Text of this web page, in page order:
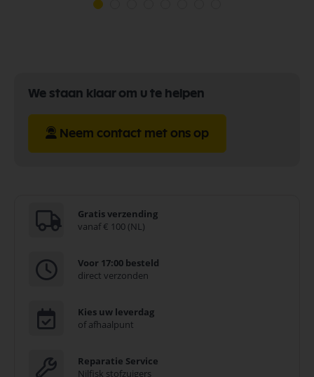
We staan klaar om u te helpen
Neem contact met ons op
Gratis verzending
vanaf € 100 (NL)
Voor 17:00 besteld
direct verzonden
Kies uw leverdag
of afhaalpunt
Reparatie Service
Nilfisk stofzuigers